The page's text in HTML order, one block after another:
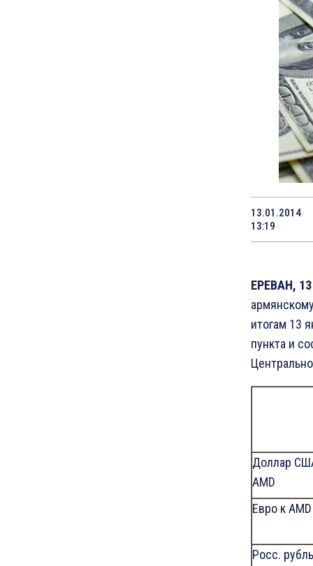
13.01.2014
13:19
ЕРЕВАН,
итогам 13
пункта и
Доллар
AMD
Eвро к AMD
Росс.